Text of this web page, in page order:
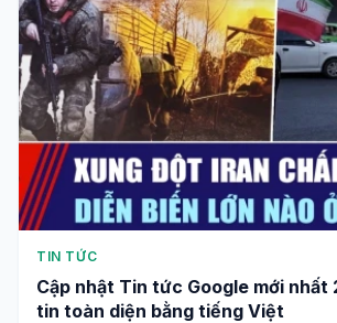
TIN TỨC
Cập nhật Tin tức Google mới nhất
tin toàn diện bằng tiếng Việt